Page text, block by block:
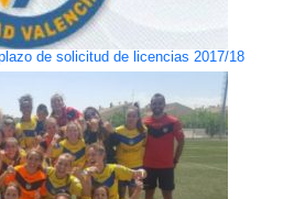
de solicitud de licencias 2017/18